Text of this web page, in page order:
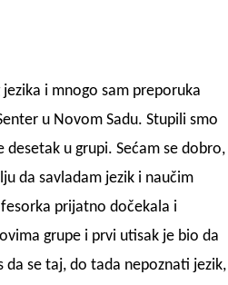
i mnogo sam preporuka
u Novom Sadu. Stupili smo
u grupi. Sećam se dobro,
da savladam jezik i naučim
prijatno dočekala i
grupe i prvi utisak je bio da
da se taj, do tada nepoznati jezik,